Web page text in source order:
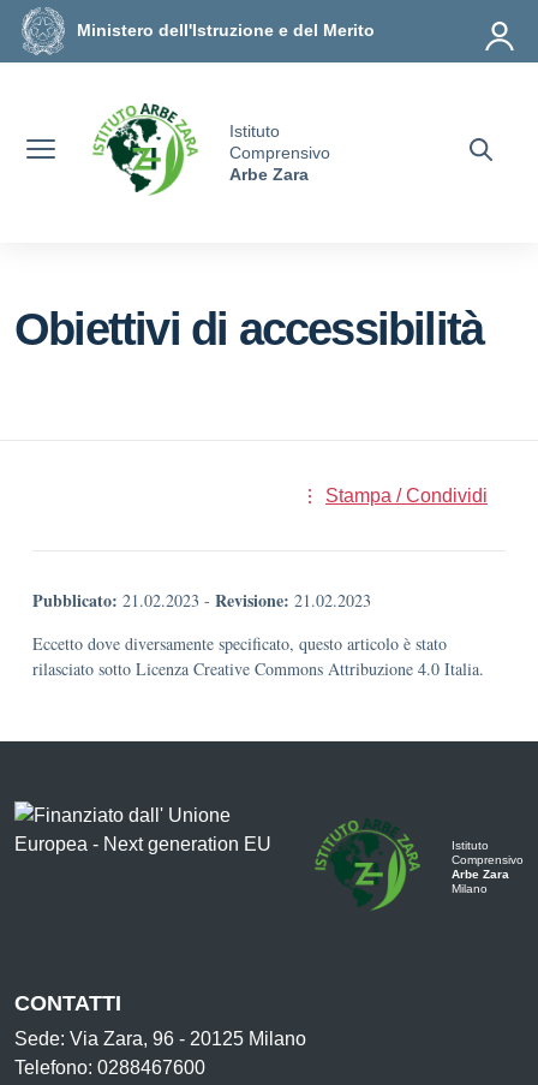
Vai ai contenuti
Vai al menu di navigazione
Vai al footer
Ministero dell'Istruzione e del Merito
Istituto
Comprensivo
Arbe Zara
Obiettivi di accessibilità
Stampa / Condividi
Pubblicato: 21.02.2023 - Revisione: 21.02.2023
Eccetto dove diversamente specificato, questo articolo è stato
rilasciato sotto Licenza Creative Commons Attribuzione 4.0 Italia.
Istituto
Comprensivo
Arbe Zara
Milano
CONTATTI
Sede: Via Zara, 96 - 20125 Milano
Telefono: 0288467600